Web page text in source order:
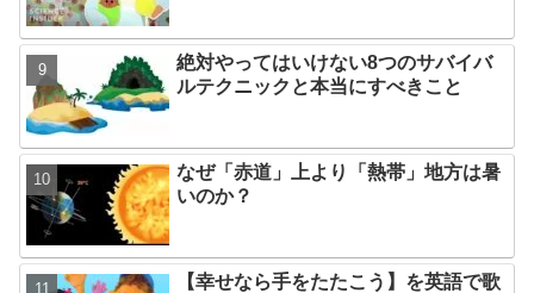
絶対やってはいけない8つのサバイバ
ルテクニックと本当にすべきこと
なぜ「赤道」上より「熱帯」地方は暑
いのか？
【幸せなら手をたたこう】を英語で歌